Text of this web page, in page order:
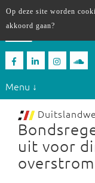
Menu ↓
uit voor
Op deze site worden
akkoord gaan?